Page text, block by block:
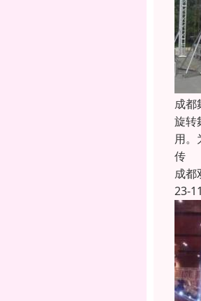
成都
旋转
用。
传
成都
23-